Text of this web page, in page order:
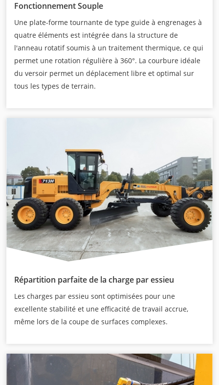
Fonctionnement Souple
Une plate-forme tournante de type guide à engrenages à
quatre éléments est intégrée dans la structure de
l'anneau rotatif soumis à un traitement thermique, ce qui
permet une rotation régulière à 360°. La courbure idéale
du versoir permet un déplacement libre et optimal sur
tous les types de terrain.
Répartition parfaite de la charge par essieu
Les charges par essieu sont optimisées pour une
excellente stabilité et une efficacité de travail accrue,
même lors de la coupe de surfaces complexes.